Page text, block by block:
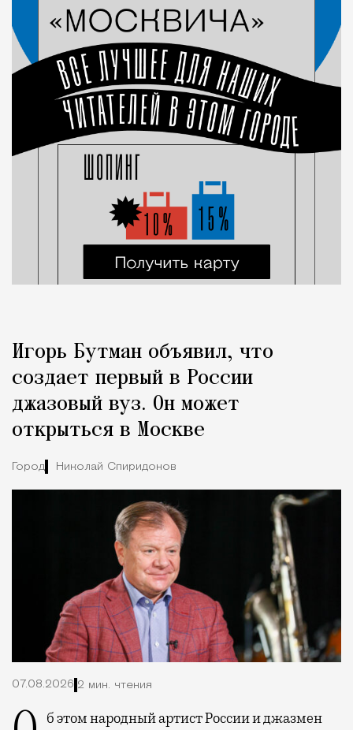
Игорь Бутман объявил, что
создает первый в России
джазовый вуз. Он может
открыться в Москве
Город Николай Спиридонов
07.08.2026 2 мин. чтения